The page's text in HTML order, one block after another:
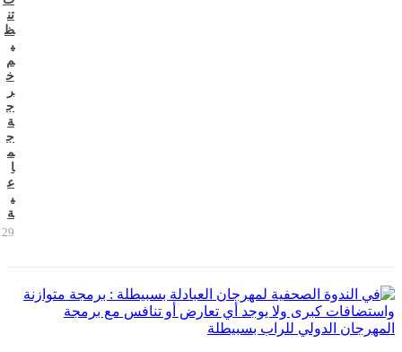
تن
ظ
ي
م
خ
ر
ج
ة
ج
م
ا
ع
ي
ة
29 يوليو 2026